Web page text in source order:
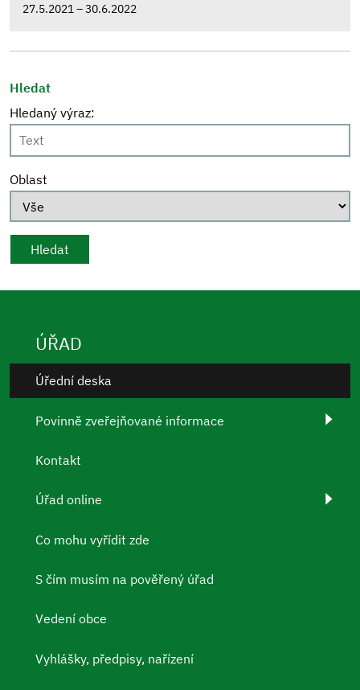
27.5.2021 – 30.6.2022
Hledat
Hledaný výraz:
Oblast
ÚŘAD
Úřední deska
Povinně zveřejňované informace
Kontakt
Úřad online
Co mohu vyřídit zde
S čím musím na pověřený úřad
Vedení obce
Vyhlášky, předpisy, nařízení